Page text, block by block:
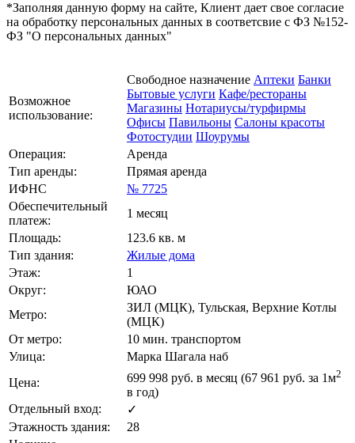
*Заполняя данную форму на сайте, Клиент дает свое согласие
на обработку персональных данных в соответсвие с ФЗ №152-
ФЗ "О персональных данных"
Возможное
использование:
Свободное назначение Аптеки Банки
Бытовые услуги Кафе/рестораны
Магазины Нотариусы/турфирмы
Офисы Павильоны Салоны красоты
Фотостудии Шоурумы
Операция:
Аренда
Тип аренды:
Прямая аренда
ИФНС
№ 7725
Обеспечительный
платеж:
1 месяц
Площадь:
123.6 кв. м
Тип здания:
Жилые дома
Этаж:
1
Округ:
ЮАО
Метро:
ЗИЛ (МЦК), Тульская, Верхние Котлы
(МЦК)
От метро:
10 мин. транспортом
Улица:
Марка Шагала наб
Цена:
699 998 руб. в месяц (67 961 руб. за 1м2
в год)
Отдельный вход:
✓
Этажность здания:
28